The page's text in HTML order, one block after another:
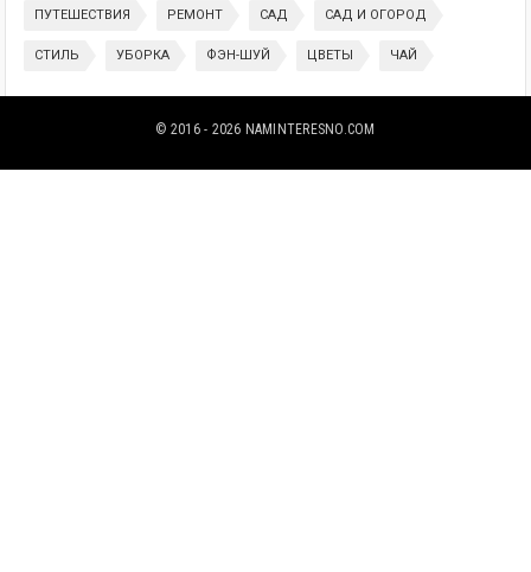
ПУТЕШЕСТВИЯ РЕМОНТ САД САД И ОГОРОД
СТИЛЬ УБОРКА ФЭН-ШУЙ ЦВЕТЫ ЧАЙ
© 2016 - 2026 NAMINTERESNO.COM